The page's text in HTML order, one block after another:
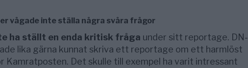
vågade inte ställa några svåra frågor
ha ställt en enda kritisk fråga under sitt reportage. DN-
lika gärna kunnat skriva ett reportage om ett harmlöst
Kamratposten. Det skulle till exempel ha varit intressant